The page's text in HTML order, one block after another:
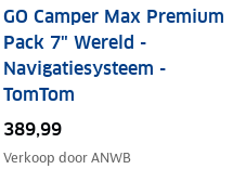
GO Camper Max Premium
Pack 7" Wereld -
Navigatiesysteem -
TomTom
389,99
Verkoop doorANWB